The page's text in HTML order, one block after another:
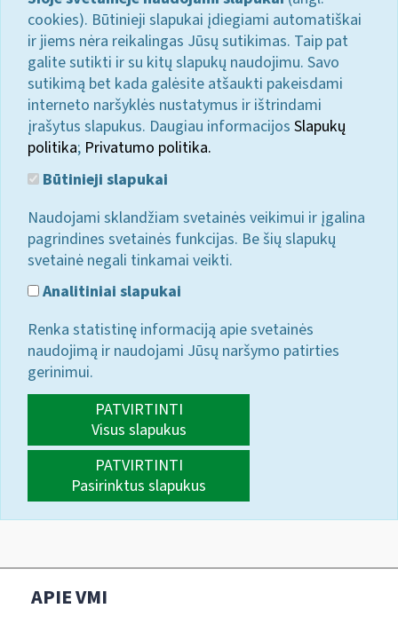
cookies). Būtinieji slapukai įdiegiami automatiškai
ir jiems nėra reikalingas Jūsų sutikimas. Taip pat
galite sutikti ir su kitų slapukų naudojimu. Savo
sutikimą bet kada galėsite atšaukti pakeisdami
interneto naršyklės nustatymus ir ištrindami
įrašytus slapukus. Daugiau informacijos Slapukų
politika; Privatumo politika.
Būtinieji slapukai
Naudojami sklandžiam svetainės veikimui ir įgalina
pagrindines svetainės funkcijas. Be šių slapukų
svetainė negali tinkamai veikti.
Analitiniai slapukai
Renka statistinę informaciją apie svetainės
naudojimą ir naudojami Jūsų naršymo patirties
gerinimui.
PATVIRTINTI
Visus slapukus
PATVIRTINTI
Pasirinktus slapukus
APIE VMI